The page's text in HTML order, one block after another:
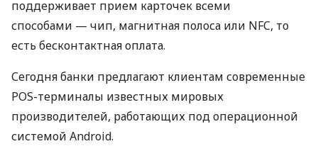
поддерживает прием карточек всеми
способами — чип, магнитная полоса или NFC, то
есть бесконтактная оплата.
Сегодня банки предлагают клиентам современные
POS-терминалы известных мировых
производителей, работающих под операционной
системой Android.